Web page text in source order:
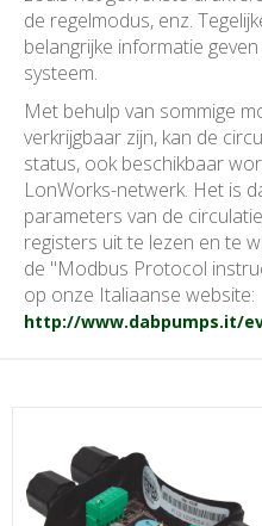
de regelmodus, enz.
belangrijke informatie
systeem.
Met behulp van sommige
verkrijgbaar zijn, kan de
status, ook beschikbaar
LonWorks-netwerk. Het is
parameters van de
registers uit te lezen en te
de "Modbus Protocol
op onze Italiaanse website:
http://www.dabpumps.it/